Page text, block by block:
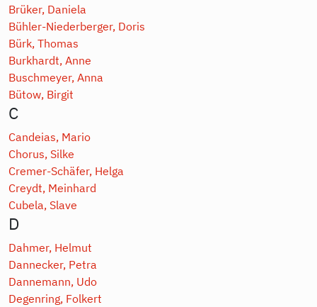
Brüker, Daniela
Bühler-Niederberger, Doris
Bürk, Thomas
Burkhardt, Anne
Buschmeyer, Anna
Bütow, Birgit
C
Candeias, Mario
Chorus, Silke
Cremer-Schäfer, Helga
Creydt, Meinhard
Cubela, Slave
D
Dahmer, Helmut
Dannecker, Petra
Dannemann, Udo
Degenring, Folkert